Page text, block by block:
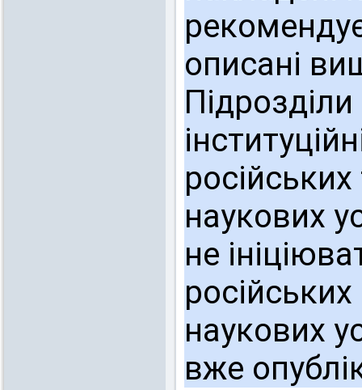
описані
російських
наукових
не
наукових
вже